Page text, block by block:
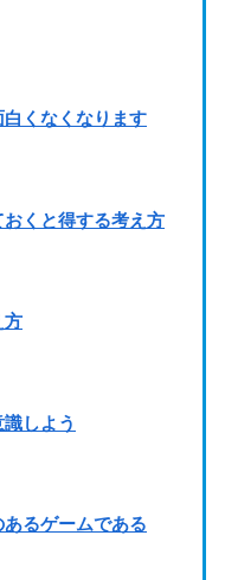
くなくなります
くと得する考え方
方
しよう
るゲームである